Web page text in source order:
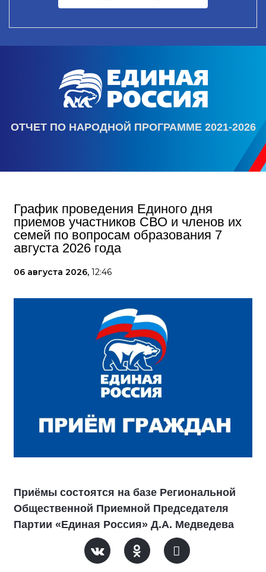
ОТЧЕТ ПО НАРОДНОЙ ПРОГРАММЕ 2021-2026
График проведения Единого дня
приемов участников СВО и членов их
семей по вопросам образования 7
августа 2026 года
06 августа 2026, 12:46
Приёмы состоятся на базе Региональной
Общественной Приемной Председателя
Партии «Единая Россия» Д.А. Медведева